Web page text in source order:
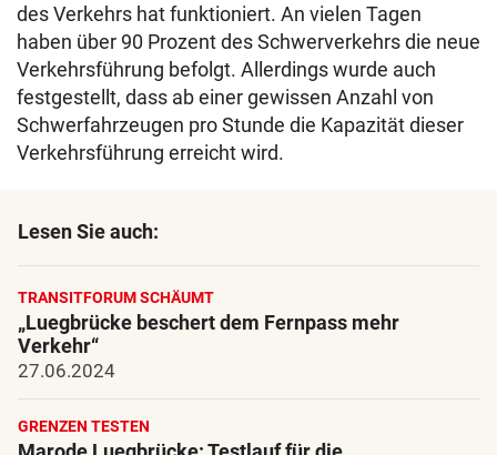
des Verkehrs hat funktioniert. An vielen Tagen
haben über 90 Prozent des Schwerverkehrs die neue
Verkehrsführung befolgt. Allerdings wurde auch
festgestellt, dass ab einer gewissen Anzahl von
Schwerfahrzeugen pro Stunde die Kapazität dieser
Verkehrsführung erreicht wird.
Lesen Sie auch:
TRANSITFORUM SCHÄUMT
„Luegbrücke beschert dem Fernpass mehr
Verkehr“
27.06.2024
GRENZEN TESTEN